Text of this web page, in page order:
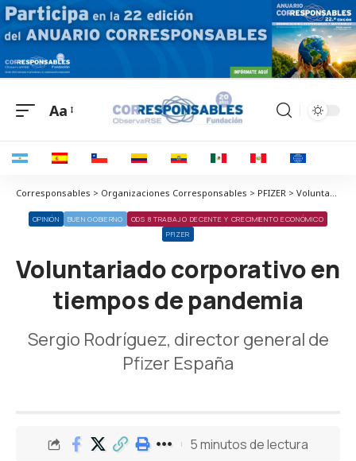
Aa
Corresponsables > Organizaciones Corresponsables > PFIZER > Voluntariado corporativo en tiempos de pandemia
OPINIÓN BUEN GOBIERNO
ODS 8 TRABAJO DECENTE Y CRECIMIENTO ECONÓMICO
PFIZER
Voluntariado corporativo en
tiempos de pandemia
Sergio Rodríguez, director general de
Pfizer España
5 minutos de lectura